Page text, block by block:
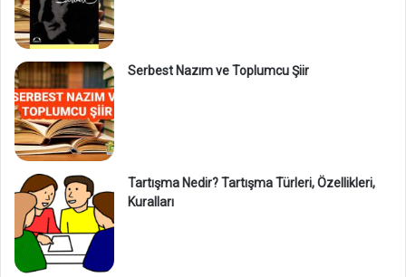
Serbest Nazım ve Toplumcu Şiir
Tartışma Nedir? Tartışma Türleri, Özellikleri,
Kuralları